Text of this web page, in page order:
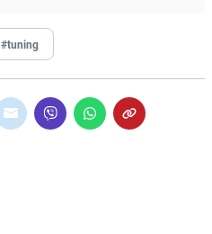
#tuning